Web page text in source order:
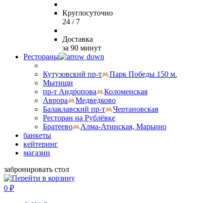
Круглосуточно
24 / 7
Доставка
за 90 минут
Рестораны
Кутузовский пр-т
Парк Победы 150 м.
Мытищи
пр-т Андропова
Коломенская
Аврора
Медведково
Балаклавский пр-т
Чертановская
Ресторан на Рублёвке
Братеево
Алма-Атинская, Марьино
банкеты
кейтеринг
магазин
забронировать стол
0 ₽